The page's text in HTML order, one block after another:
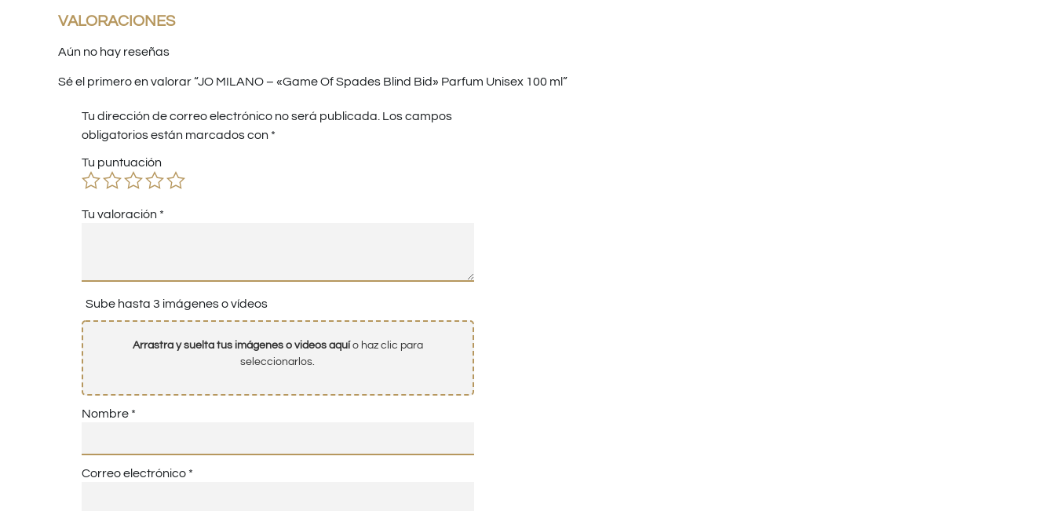
VALORACIONES
Aún no hay reseñas
Sé el primero en valorar “JO MILANO – «Game Of Spades Blind Bid» Parfum Unisex 100 ml”
Tu dirección de correo electrónico no será publicada. Los campos
obligatorios están marcados con *
Tu puntuación
Tu valoración *
Sube hasta 3 imágenes o vídeos
Arrastra y suelta tus imágenes o videos aquío haz clic para
seleccionarlos.
Nombre *
Correo electrónico *